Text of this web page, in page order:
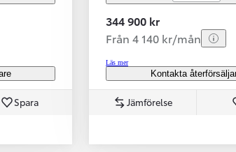
Spara
344 900 kr
Från 4 140 kr/mån
Läs mer
Kontakta
Jämförelse